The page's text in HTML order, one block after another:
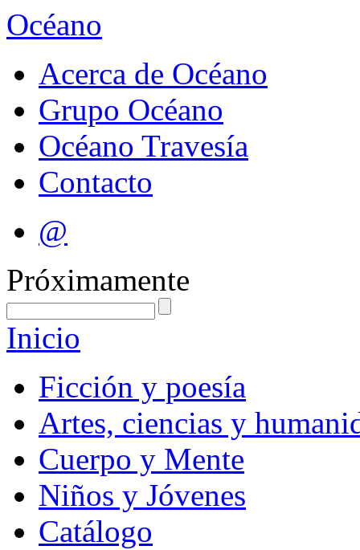
Océano
Acerca de Océano
Grupo Océano
Océano Travesía
Contacto
@
Próximamente
Inicio
Ficción y poesía
Artes, ciencias y
Cuerpo y Mente
Niños y Jóvenes
Catálogo